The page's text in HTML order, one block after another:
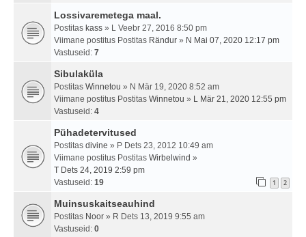
Lossivaremetega maal.
Postitas kass » L Veebr 27, 2016 8:50 pm
Viimane postitus Postitas Rändur » N Mai 07, 2020 12:17 pm
Vastuseid: 7
Sibulaküla
Postitas Winnetou » N Mär 19, 2020 8:52 am
Viimane postitus Postitas Winnetou » L Mär 21, 2020 12:55 pm
Vastuseid: 4
Pühadetervitused
Postitas divine » P Dets 23, 2012 10:49 am
Viimane postitus Postitas Wirbelwind »
T Dets 24, 2019 2:59 pm
Vastuseid: 19 1 2
Muinsuskaitseauhind
Postitas Noor » R Dets 13, 2019 9:55 am
Vastuseid: 0